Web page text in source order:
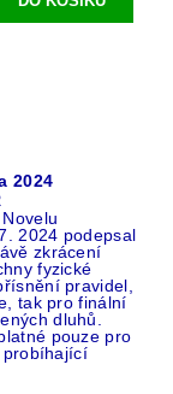
2024
2024 podepsal
zkrácení
fyzické
pravidel,
tak pro finální
dluhů.
pouze pro
probíhající